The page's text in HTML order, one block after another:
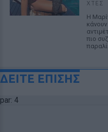
ΧΤΕΣ
Η
πιο
ΔΕΙΤΕ ΕΠΙΣΗΣ
par: 4